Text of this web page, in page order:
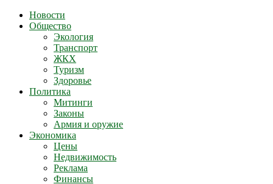
Новости
Общество
Экология
Транспорт
ЖКХ
Туризм
Здоровье
Политика
Митинги
Законы
Армия и оружие
Экономика
Цены
Недвижимость
Реклама
Финансы